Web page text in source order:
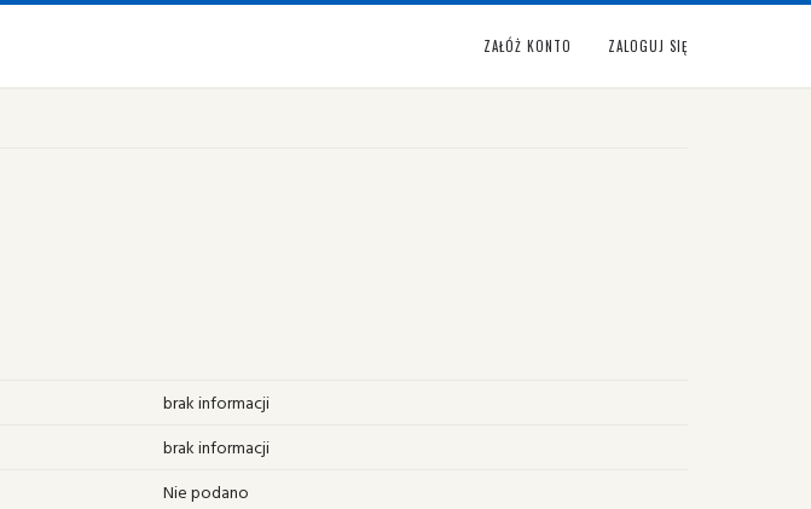
ZAŁÓŻ KONTO ZALOGUJ SIĘ
brak informacji
brak informacji
Nie podano